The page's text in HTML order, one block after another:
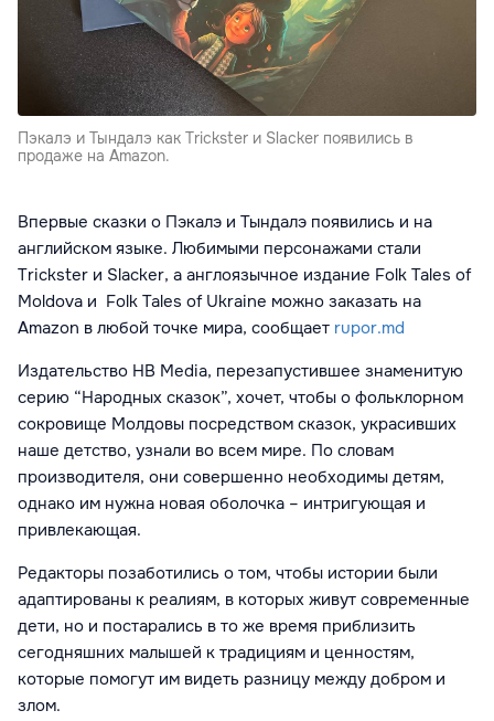
Пэкалэ и Тындалэ как Trickster и Slacker появились в
продаже на Amazon.
Впервые сказки о Пэкалэ и Тындалэ появились и на
английском языке. Любимыми персонажами стали
Trickster и Slacker, а англоязычное издание Folk Tales of
Moldova и Folk Tales of Ukraine можно заказать на
Amazon в любой точке мира, сообщает rupor.md
Издательство HB Media, перезапустившее знаменитую
серию “Народных сказок”, хочет, чтобы о фольклорном
сокровище Молдовы посредством сказок, украсивших
наше детство, узнали во всем мире. По словам
производителя, они совершенно необходимы детям,
однако им нужна новая оболочка – интригующая и
привлекающая.
Редакторы позаботились о том, чтобы истории были
адаптированы к реалиям, в которых живут современные
дети, но и постарались в то же время приблизить
сегодняшних малышей к традициям и ценностям,
которые помогут им видеть разницу между добром и
злом.